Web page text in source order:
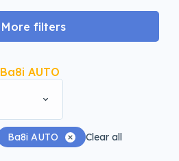
More filters
Ba8i AUTO
Ba8i AUTO Clear all